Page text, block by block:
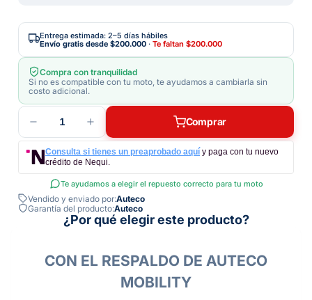
Entrega estimada: 2–5 días hábiles
Envío gratis desde $200.000 · Te faltan $200.000
Compra con tranquilidad
Si no es compatible con tu moto, te ayudamos a cambiarla sin
costo adicional.
1 Comprar
Consulta si tienes un preaprobado aquí y paga con tu nuevo
crédito de Nequi.
Te ayudamos a elegir el repuesto correcto para tu moto
Vendido y enviado por:Auteco
Garantía del producto:Auteco
¿Por qué elegir este producto?
CON EL RESPALDO DE AUTECO
MOBILITY